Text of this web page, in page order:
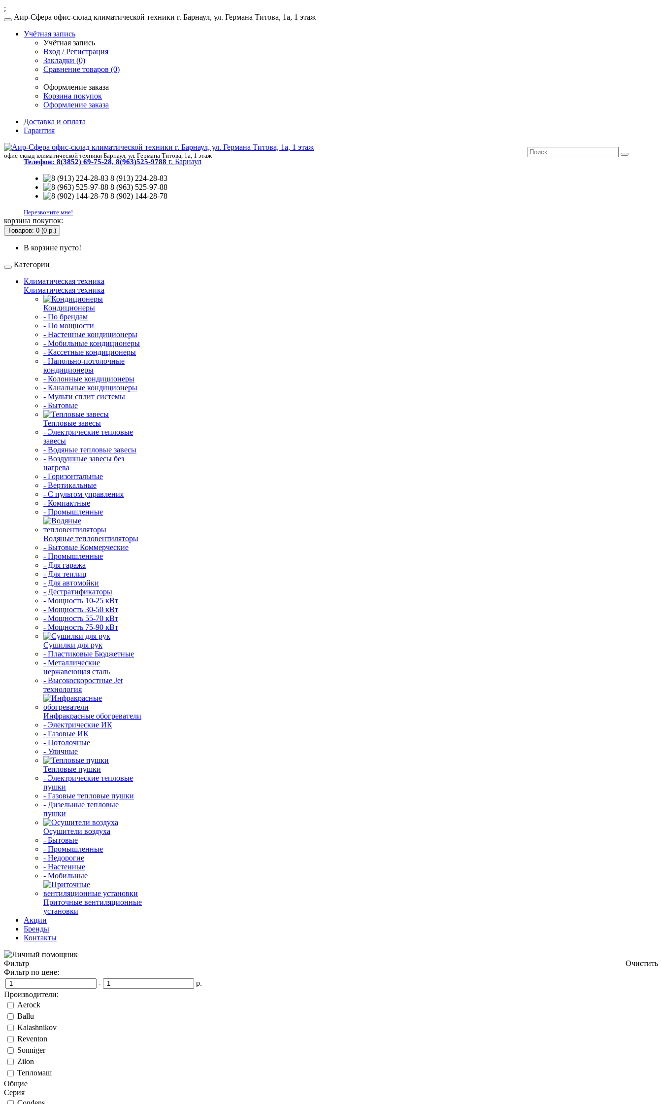
;
Аир-Сфера офис-склад климатической техники г. Барнаул, ул. Германа Титова, 1а, 1 этаж
Учётная запись
Учётная запись
Вход / Регистрация
Закладки (0)
Сравнение товаров (0)
Оформление заказа
Корзина покупок
Оформление заказа
Доставка и оплата
Гарантия
офис-склад климатической техники Барнаул, ул. Германа Титова, 1а, 1 этаж
Телефон: 8(3852) 69-75-28, 8(963)525-9788 г. Барнаул
8 (913) 224-28-83
8 (963) 525-97-88
8 (902) 144-28-78
Перезвоните мне!
корзина покупок:
Товаров: 0 (0 р.)
В корзине пусто!
Категории
Климатическая техника
Климатическая техника
Кондиционеры
- По брендам
- По мощности
- Настенные кондиционеры
- Мобильные кондиционеры
- Кассетные кондиционеры
- Напольно-потолочные
кондиционеры
- Колонные кондиционеры
- Канальные кондиционеры
- Мульти сплит системы
- Бытовые
Тепловые завесы
- Электрические тепловые
завесы
- Водяные тепловые завесы
- Воздушные завесы без
нагрева
- Горизонтальные
- Вертикальные
- С пультом управления
- Компактные
- Промышленные
Водяные тепловентиляторы
- Бытовые Коммерческие
- Промышленные
- Для гаража
- Для теплиц
- Для автомойки
- Дестратификаторы
- Мощность 10-25 кВт
- Мощность 30-50 кВт
- Мощность 55-70 кВт
- Мощность 75-90 кВт
Сушилки для рук
- Пластиковые Бюджетные
- Металлические
нержавеющая сталь
- Высокоскоростные Jet
технология
Инфракрасные обогреватели
- Электрические ИК
- Газовые ИК
- Потолочные
- Уличные
Тепловые пушки
- Электрические тепловые
пушки
- Газовые тепловые пушки
- Дизельные тепловые
пушки
Осушители воздуха
- Бытовые
- Промышленные
- Недорогие
- Настенные
- Мобильные
Приточные вентиляционные
установки
Акции
Бренды
Контакты
Фильтр
Очистить
Фильтр по цене:
-
р.
Производители:
Aerock
Ballu
Kalashnikov
Reventon
Sonniger
Zilon
Тепломаш
Общие
Серия